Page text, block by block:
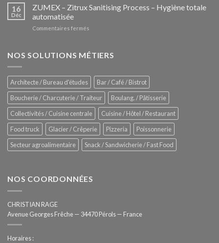
des
–
Le
de
16
Déc
ZUMEX – Zitrux Sanitising Process – Hygiène totale
automatisée
Commentaires fermés
Zitrux
–
Hygiène
totale
automatisée
NOS SOLUTIONS MÉTIERS
Architecte / Bureau d'études
Bar / Café / Bistrot
Boucherie / Charcuterie / Traiteur
Boulang. / Pâtisserie
Collectivités / Cuisine centrale
Cuisine / Hôtel / Restaurant
Food truck
Glacier / Crêperie Pizzeria
Poissonnerie
Secteur agroalimentaire
Snack / Sandwicherie / Fast Food
NOS COORDONNÉES
CHRISTIAN RAGE
Avenue Georges Frêche — 34470 Pérols — France
Horaires :